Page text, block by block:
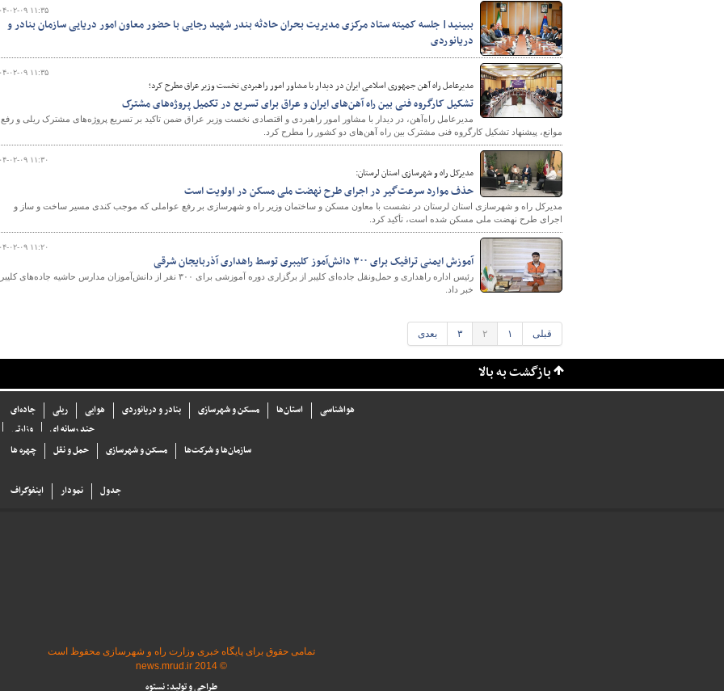
۱۴۰۴-۰۲-۰۹
ببینید| جلسه کمیته ستاد مرکزی مدیریت بحران حادثه بندر شهید رجایی با حضور معاون امور دریایی سازمان بنادر و
دریانوردی
۱۴۰۴-۰۲-۰۹
مدیرعامل راه آهن جمهوری اسلامی ایران در دیدار با مشاور امور راهبردی نخست وزیر عراق مطرح کرد؛
تشکیل کارگروه فنی بین راه آهن‌های ایران و عراق برای تسریع در تکمیل پروژه‌های مشترک
مدیرعامل راه‌آهن، در دیدار با مشاور امور راهبردی و اقتصادی نخست وزیر عراق ضمن تاکید بر تسریع پروژه‌های مشترک ریلی و رفع
موانع، پیشنهاد تشکیل کارگروه فنی مشترک بین راه آهن‌های دو کشور را مطرح کرد.
۱۴۰۴-۰۲-۰۹
مدیرکل راه و شهرسازی استان لرستان:
حذف موارد سرعت‌گیر در اجرای طرح نهضت ملی مسکن در اولویت است
مدیرکل راه و شهرسازی استان لرستان در نشست با معاون مسکن و ساختمان وزیر راه و شهرسازی بر رفع عواملی که موجب کندی مسیر ساخت و ساز و
اجرای طرح نهضت ملی مسکن شده است، تأکید کرد.
۱۴۰۴-۰۲-۰۹
آموزش ایمنی ترافیک برای ۳۰۰ دانش‌آموز کلیبری توسط راهداری آذربایجان شرقی
رئیس اداره راهداری و حمل‌ونقل جاده‌ای کلیبر از برگزاری دوره آموزشی برای ۳۰۰ نفر از دانش‌آموزان مدارس حاشیه جاده‌های کلیبر
خبر داد.
قبلی ۱ ۲ ۳ بعدی
بازگشت به بالا
جاده‌ای ریلی هوایی بنادر و دریانوردی مسکن و شهرسازی استان‌ها
هواشناسی
وزارتی
چند رسانه ای
چهره ها حمل و نقل مسکن و شهرسازی سازما‌ن‌ها و شركت‌ها
اینفوگراف نمودار جدول
تمامی حقوق برای پایگاه خبری وزارت راه و شهرسازی محفوظ است
© 2014 news.mrud.ir
طراحی و تولید: نستوه